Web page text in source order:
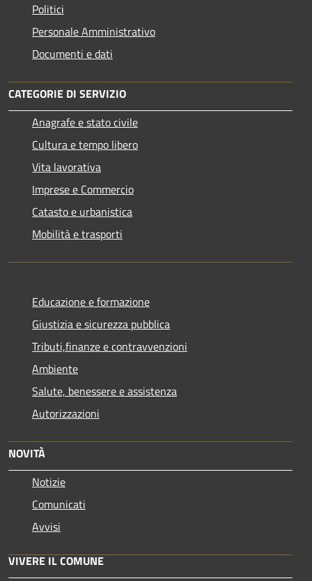
Politici
Personale Amministrativo
Documenti e dati
CATEGORIE DI SERVIZIO
Anagrafe e stato civile
Cultura e tempo libero
Vita lavorativa
Imprese e Commercio
Catasto e urbanistica
Mobilità e trasporti
Educazione e formazione
Giustizia e sicurezza pubblica
Tributi,finanze e contravvenzioni
Ambiente
Salute, benessere e assistenza
Autorizzazioni
NOVITÀ
Notizie
Comunicati
Avvisi
VIVERE IL COMUNE